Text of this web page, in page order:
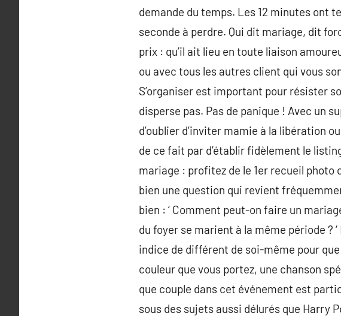
demande du temps. Les 12 minutes ont
seconde à perdre. Qui dit mariage, dit
prix : qu’il ait lieu en toute liaison
ou avec tous les autres client qui vous
S’organiser est important pour résister
disperse pas. Pas de panique ! Avec un
d’oublier d’inviter mamie à la libération
de ce fait par d’établir fidèlement le
mariage : profitez de le 1er recueil photo
bien une question qui revient
bien : ‘ Comment peut-on faire un
du foyer se marient à la même période ?
indice de différent de soi-même pour
couleur que vous portez, une chanson
que couple dans cet événement est
sous des sujets aussi délurés que Harry